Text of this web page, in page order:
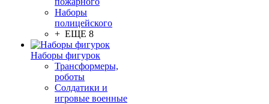
Наборы
полицейского
+ ЕЩЕ 8
Наборы фигурок
Трансформеры,
роботы
Солдатики и
игровые военные